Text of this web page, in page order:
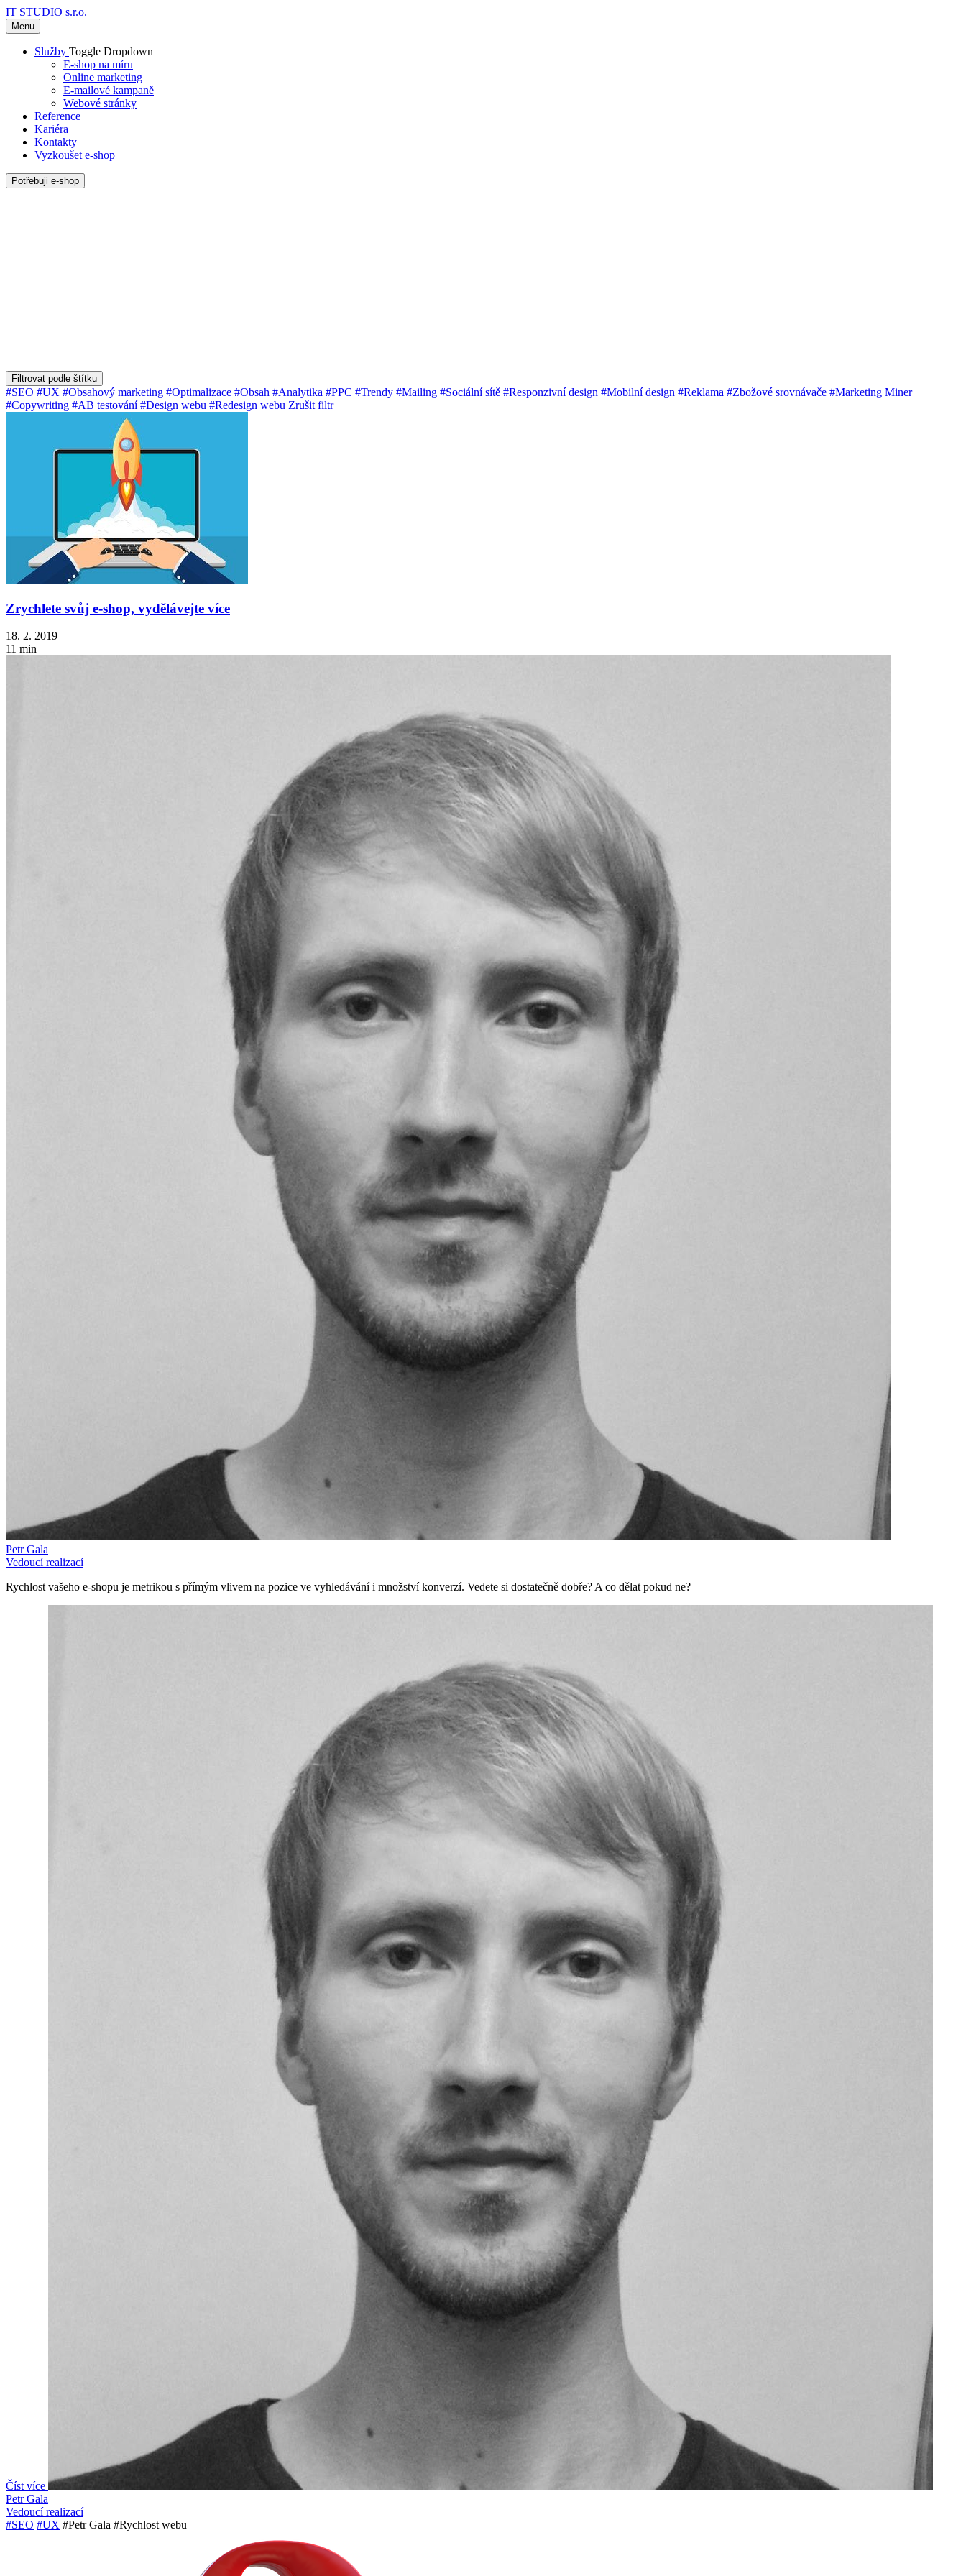
IT STUDIO s.r.o.
Menu
Služby Toggle Dropdown
E-shop na míru
Online marketing
E-mailové kampaně
Webové stránky
Reference
Kariéra
Kontakty
Vyzkoušet e-shop
Potřebuji e-shop
Filtrovat podle štítku
#SEO #UX #Obsahový marketing #Optimalizace #Obsah #Analytika #PPC #Trendy #Mailing #Sociální sítě #Responzivní design #Mobilní design #Reklama #Zbožové srovnávače #Marketing Miner
#Copywriting #AB testování #Design webu #Redesign webu Zrušit filtr
Zrychlete svůj e-shop, vydělávejte více
18. 2. 2019
11 min
Petr Gala
Vedoucí realizací
Rychlost vašeho e-shopu je metrikou s přímým vlivem na pozice ve vyhledávání i množství konverzí. Vedete si dostatečně dobře? A co dělat pokud ne?
Číst více
Petr Gala
Vedoucí realizací
#SEO #UX #Petr Gala #Rychlost webu